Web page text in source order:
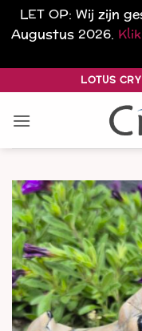
LET OP: Wij zijn
Augustus 2026.
naar
inhoud
LOTUS